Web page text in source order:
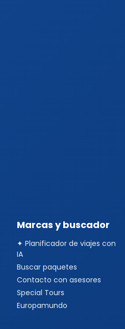
Marcas y buscador
✦ Planificador de viajes con
IA
Buscar paquetes
Contacto con asesores
Special Tours
Europamundo